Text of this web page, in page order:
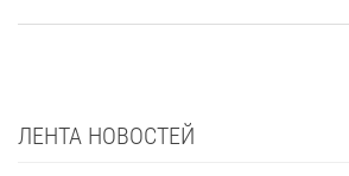
ЛЕНТА НОВОСТЕЙ